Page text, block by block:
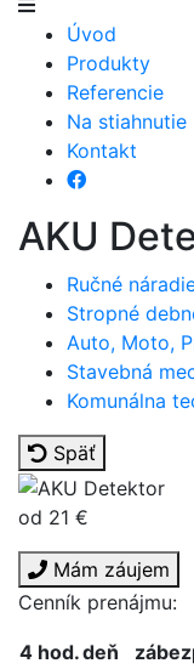
Úvod
Produkty
Referencie
Na stiahnutie
Kontakt
AKU
Ručné
Stropné
Auto, Moto,
Stavebná
Komunálna
Späť
od 21 €
Mám záujem
Cenník prenájmu:
4 hod.deň